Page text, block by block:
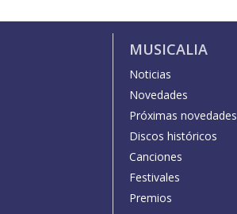
MUSICALIA
Noticias
Novedades
Próximas novedades
Discos históricos
Canciones
Festivales
Premios